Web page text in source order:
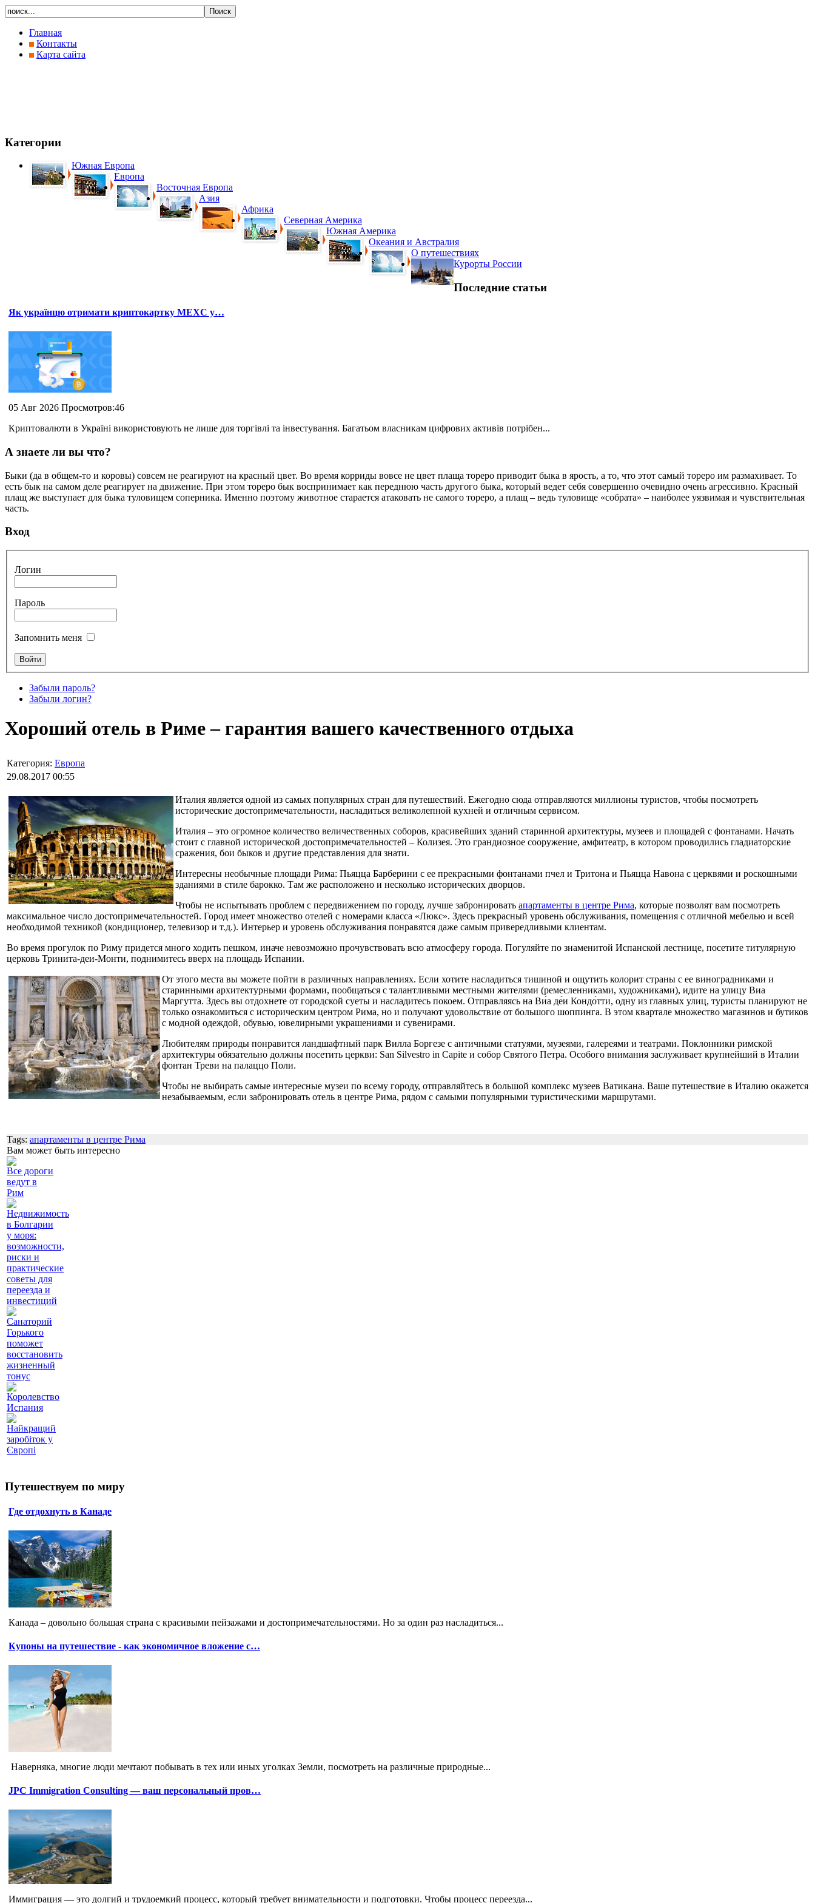
Главная
Контакты
Карта сайта
Категории
Южная Европа
Европа
Восточная Европа
Азия
Африка
Северная Америка
Южная Америка
Океания и Австралия
О путешествиях
Курорты России
Последние статьи
Як українцю отримати криптокартку MEXC у…
05 Авг 2026 Просмотров:46
Криптовалюти в Україні використовують не лише для торгівлі та інвестування. Багатьом власникам цифрових активів потрібен...
А знаете ли вы что?
Быки (да в общем-то и коровы) совсем не реагируют на красный цвет. Во время корриды вовсе не цвет плаща тореро приводит быка в ярость, а то, что этот самый тореро им размахивает. То
есть бык на самом деле реагирует на движение. При этом тореро бык воспринимает как переднюю часть другого быка, который ведет себя совершенно очевидно очень агрессивно. Красный
плащ же выступает для быка туловищем соперника. Именно поэтому животное старается атаковать не самого тореро, а плащ – ведь туловище «собрата» – наиболее уязвимая и чувствительная
часть.
Вход
Логин
Пароль
Запомнить меня
Забыли пароль?
Забыли логин?
Хороший отель в Риме – гарантия вашего качественного отдыха
Категория: Европа
29.08.2017 00:55
Италия является одной из самых популярных стран для путешествий. Ежегодно сюда отправляются миллионы туристов, чтобы посмотреть
исторические достопримечательности, насладиться великолепной кухней и отличным сервисом.
Италия – это огромное количество величественных соборов, красивейших зданий старинной архитектуры, музеев и площадей с фонтанами. Начать
стоит с главной исторической достопримечательностей – Колизея. Это грандиозное сооружение, амфитеатр, в котором проводились гладиаторские
сражения, бои быков и другие представления для знати.
Интересны необычные площади Рима: Пьяцца Барберини с ее прекрасными фонтанами пчел и Тритона и Пьяцца Навона с церквями и роскошными
зданиями в стиле барокко. Там же расположено и несколько исторических дворцов.
Чтобы не испытывать проблем с передвижением по городу, лучше забронировать апартаменты в центре Рима, которые позволят вам посмотреть
максимальное число достопримечательностей. Город имеет множество отелей с номерами класса «Люкс». Здесь прекрасный уровень обслуживания, помещения с отличной мебелью и всей
необходимой техникой (кондиционер, телевизор и т.д.). Интерьер и уровень обслуживания понравятся даже самым привередливыми клиентам.
Во время прогулок по Риму придется много ходить пешком, иначе невозможно прочувствовать всю атмосферу города. Погуляйте по знаменитой Испанской лестнице, посетите титулярную
церковь Тринита-деи-Монти, поднимитесь вверх на площадь Испании.
От этого места вы можете пойти в различных направлениях. Если хотите насладиться тишиной и ощутить колорит страны с ее виноградниками и
старинными архитектурными формами, пообщаться с талантливыми местными жителями (ремесленниками, художниками), идите на улицу Виа
Маргутта. Здесь вы отдохнете от городской суеты и насладитесь покоем. Отправляясь на Ви́а де́и Кондо́тти, одну из главных улиц, туристы планируют не
только ознакомиться с историческим центром Рима, но и получают удовольствие от большого шоппинга. В этом квартале множество магазинов и бутиков
с модной одеждой, обувью, ювелирными украшениями и сувенирами.
Любителям природы понравится ландшафтный парк Вилла Боргезе с античными статуями, музеями, галереями и театрами. Поклонники римской
архитектуры обязательно должны посетить церкви: San Silvestro in Capite и собор Святого Петра. Особого внимания заслуживает крупнейший в Италии
фонтан Треви на палаццо Поли.
Чтобы не выбирать самые интересные музеи по всему городу, отправляйтесь в большой комплекс музеев Ватикана. Ваше путешествие в Италию окажется
незабываемым, если забронировать отель в центре Рима, рядом с самыми популярными туристическими маршрутами.
Tags: апартаменты в центре Рима
Вам может быть интересно
Все дороги
ведут в
Рим
Недвижимость
в Болгарии
у моря:
возможности,
риски и
практические
советы для
переезда и
инвестиций
Санаторий
Горького
поможет
восстановить
жизненный
тонус
Королевство
Испания
Найкращий
заробіток у
Європі
Путешествуем по миру
Где отдохнуть в Канаде
Канада – довольно большая страна с красивыми пейзажами и достопримечательностями. Но за один раз насладиться...
Купоны на путешествие - как экономичное вложение с…
Наверняка, многие люди мечтают побывать в тех или иных уголках Земли, посмотреть на различные природные...
JPC Immigration Consulting — ваш персональный пров…
Иммиграция — это долгий и трудоемкий процесс, который требует внимательности и подготовки. Чтобы процесс переезда...